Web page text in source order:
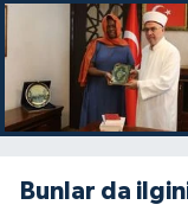
Bunlar da
Gümüşhane
Hakkari
Hatay
Iğdır